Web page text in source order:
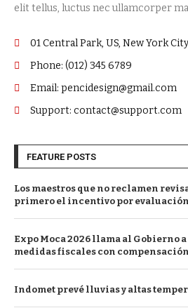
elit tellus, luctus nec ullamcorper
01 Central Park, US, New York City
Phone: (012) 345 6789
Email: pencidesign@gmail.com
Support: contact@support.com
FEATURE POSTS
Los maestros que no reclamen
primero el incentivo por
Expo Moca 2026 llama al Gobierno
medidas fiscales con
Indomet prevé lluvias y altas